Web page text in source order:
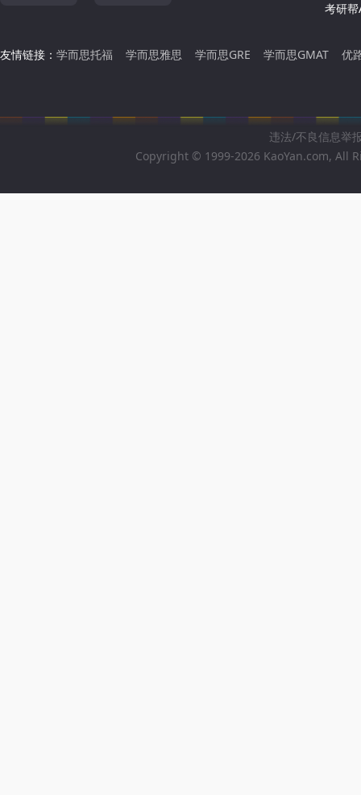
考研帮
友情链接： 学而思托福 学而思雅思 学而思GRE 学而思GMAT 优
违法/不良信息举
Copyright © 1999-2026 KaoYan.com, All